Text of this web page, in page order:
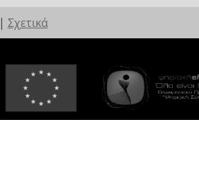
| Σχετικά